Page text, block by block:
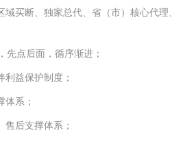
买断、独家总代、省（市）核心代理、
先点后面，循序渐进；
益保护制度；
系；
后支撑体系；